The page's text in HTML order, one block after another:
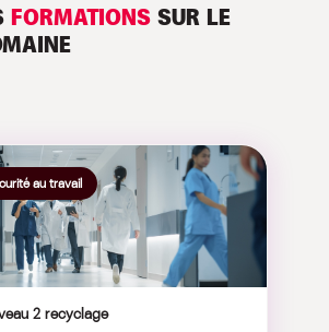
FORMATIONSSUR LE
au travail
2 recyclage